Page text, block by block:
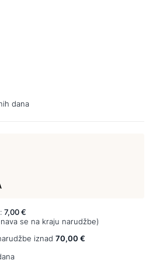
dana
7,00 €
se na kraju narudžbe)
iznad 70,00 €